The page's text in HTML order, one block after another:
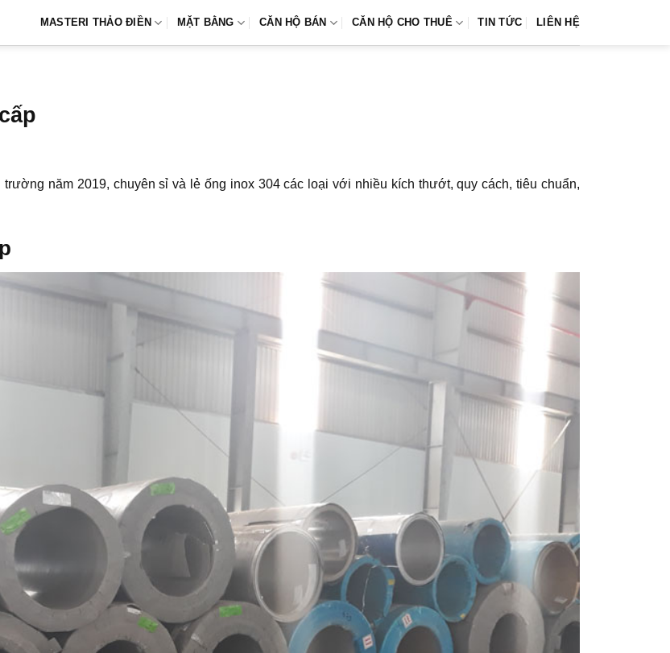
MASTERI THẢO ĐIỀN MẶT BẰNG CĂN HỘ BÁN CĂN HỘ CHO THUÊ TIN TỨC LIÊN HỆ
năm 2019, chuyên sỉ và lẻ ống inox 304 các loại với nhiều kích thướt, quy cách, tiêu chuẩn,